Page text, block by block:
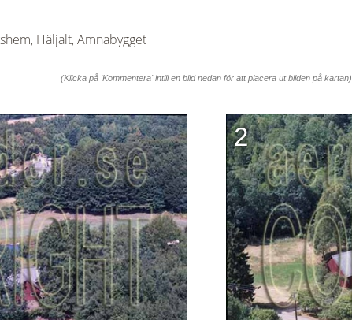
Häljalt, Amnabygget
(Klicka på 'Kommentera' intill en bild nedan för att placera ut bilden på kartan)
2